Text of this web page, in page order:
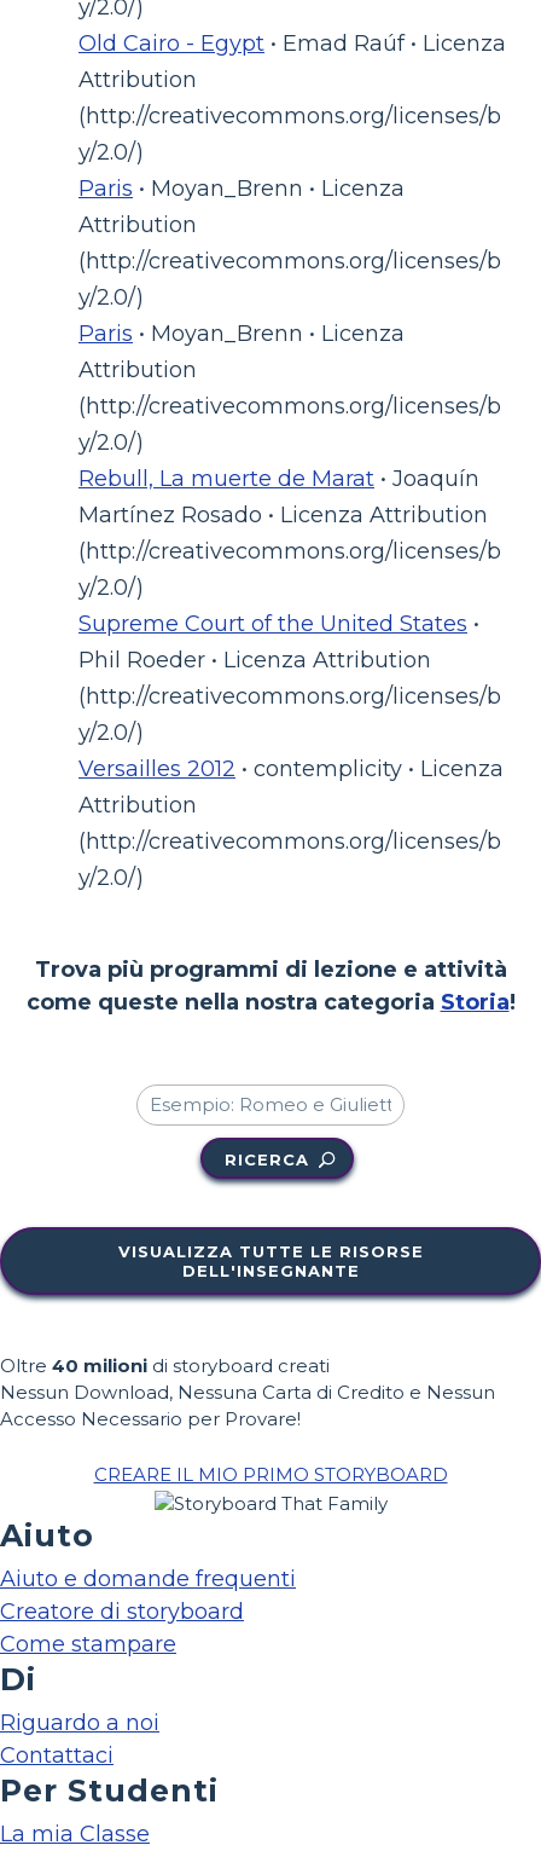
y/2.0/)
Old Cairo - Egypt • Emad Raúf • Licenza
Attribution
(http://creativecommons.org/licenses/b
y/2.0/)
Paris • Moyan_Brenn • Licenza
Attribution
(http://creativecommons.org/licenses/b
y/2.0/)
Paris • Moyan_Brenn • Licenza
Attribution
(http://creativecommons.org/licenses/b
y/2.0/)
Rebull, La muerte de Marat • Joaquín
Martínez Rosado • Licenza Attribution
(http://creativecommons.org/licenses/b
y/2.0/)
Supreme Court of the United States •
Phil Roeder • Licenza Attribution
(http://creativecommons.org/licenses/b
y/2.0/)
Versailles 2012 • contemplicity • Licenza
Attribution
(http://creativecommons.org/licenses/b
y/2.0/)
Trova più programmi di lezione e attività
come queste nella nostra categoria Storia!
RICERCA
VISUALIZZA TUTTE LE RISORSE
DELL'INSEGNANTE
Oltre 40 milioni di storyboard creati
Nessun Download, Nessuna Carta di Credito e Nessun
Accesso Necessario per Provare!
CREARE IL MIO PRIMO STORYBOARD
Aiuto
Aiuto e domande frequenti
Creatore di storyboard
Come stampare
Di
Riguardo a noi
Contattaci
Per Studenti
La mia Classe